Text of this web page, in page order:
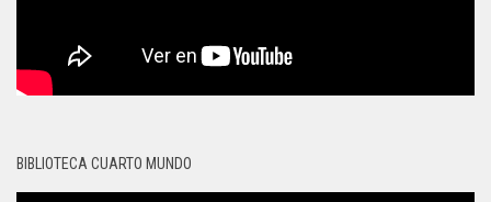
BIBLIOTECA CUARTO MUNDO